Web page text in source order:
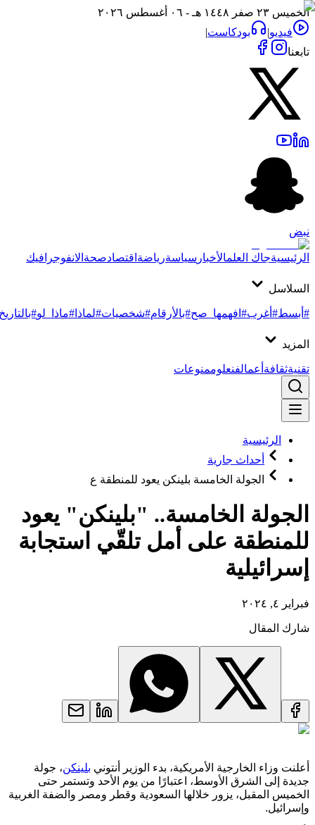
الخميس ٢٣ صفر ١٤٤٨ هـ - ٠٦ أغسطس ٢٠٢٦
فيديو| بودكاست|
تابعنا
نبض
الرئيسيةجاك العلمالأخبار سياسةرياضةاقتصادصحةالانفوجرافيك
السلاسل
#أبسط#أغرب#افهمها_صح#بالأرقام#شخصيات#لماذا #ماذا_لو#بالتاريخ
المزيد
تقنيةثقافةأعمالفنعلوممنوعات
الرئيسية
أحداث جارية
الجولة الخامسة بلينكن يعود للمنطقة ع
الجولة الخامسة.. "بلينكن" يعود
للمنطقة على أمل تلقّي استجابة
إسرائيلية
فبراير ٤, ٢٠٢٤
شارك المقال
أعلنت وزاء الخارجية الأمريكية، بدء الوزير أنتوني بلينكن، جولة
جديدة إلى الشرق الأوسط، اعتبارًا من يوم الأحد وتستمر حتى
الخميس المقبل، يزور خلالها السعودية وقطر ومصر والضفة الغربية
وإسرائيل.